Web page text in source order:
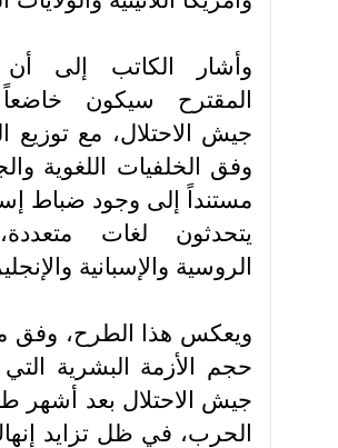
وأشار الكاتب إلى أن
المقترح سيكون خاضعاً
جيش الاحتلال، مع توزيع
وفق الخلفيات اللغوية
مستنداً إلى وجود ضباط
يتحدثون لغات
الروسية والإسبانية
ويعكس هذا الطرح، وفق
حجم الأزمة البشرية التي
جيش الاحتلال بعد أشهر
الحرب، في ظل تزايد